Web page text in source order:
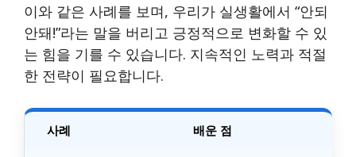
이와 같은 사례를 보며, 우리가 실생활에서 “안되
안돼!”라는 말을 버리고 긍정적으로 변화할 수 있
는 힘을 기를 수 있습니다. 지속적인 노력과 적절
한 전략이 필요합니다.
사례 배운 점